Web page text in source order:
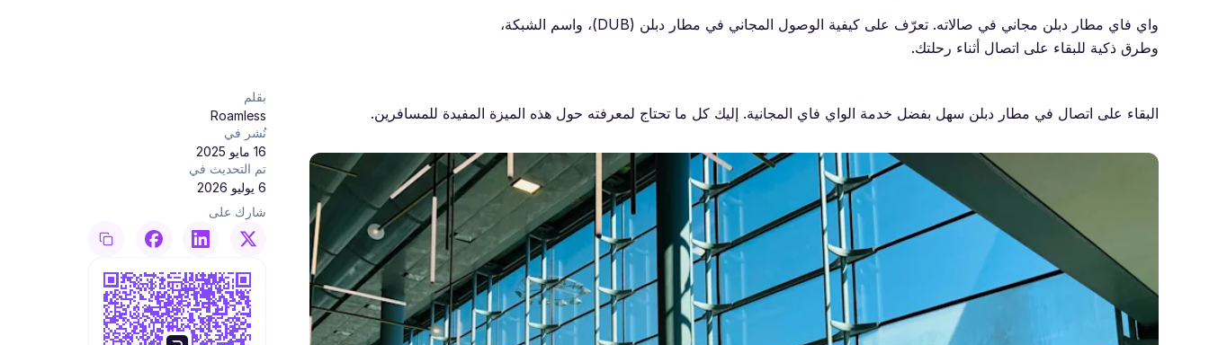
واي فاي مطار دبلن مجاني في صالاته. تعرّف على كيفية الوصول المجاني في مطار دبلن (DUB)، واسم الشبكة،
وطرق ذكية للبقاء على اتصال أثناء رحلتك.
البقاء على اتصال في مطار دبلن سهل بفضل خدمة الواي فاي المجانية. إليك كل ما تحتاج لمعرفته حول هذه الميزة المفيدة للمسافرين.
بقلم
Roamless
نُشر في
16 مايو 2025
تم التحديث في
6 يوليو 2026
شارك على